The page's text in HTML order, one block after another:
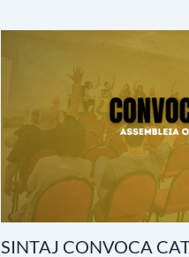
SINTAJ CONVOCA